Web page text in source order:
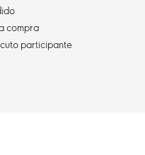
compra
participante